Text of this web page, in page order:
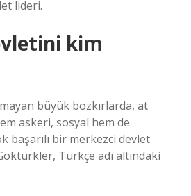
lideri.
kim
büyük bozkırlarda, at
askeri, sosyal hem de
başarılı bir merkezci devlet
Türkçe adı altındaki